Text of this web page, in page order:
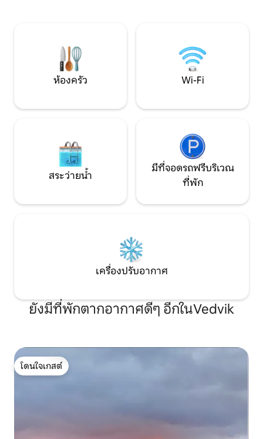
ในบริเวณนั้น รวมเครื่องนอนและผ้าขนหนู
ห้องครัว Wi-Fi
สระว่ายน้ำ
มีที่จอดรถฟรีบริเวณ
ที่พัก
เครื่องปรับอากาศ
ยังมีที่พักตากอากาศดีๆ อีกในVedvik
โดนใจเกสต์
โดนใจเกสต์